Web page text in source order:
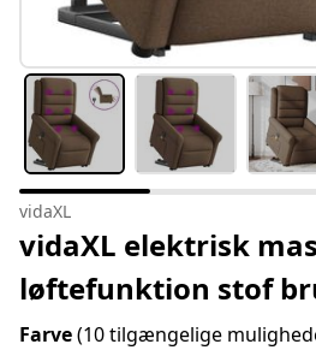
vidaXL
vidaXL elektrisk
løftefunktion stof
Farve(10 tilgængelige